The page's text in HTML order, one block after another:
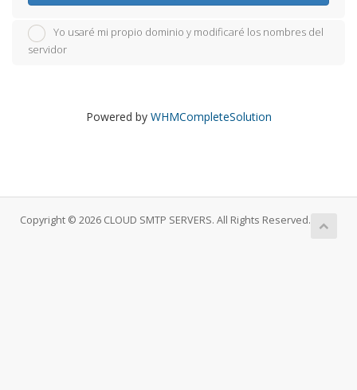
Yo usaré mi propio dominio y modificaré los nombres del
servidor
Powered by WHMCompleteSolution
Copyright © 2026 CLOUD SMTP SERVERS. All Rights Reserved.